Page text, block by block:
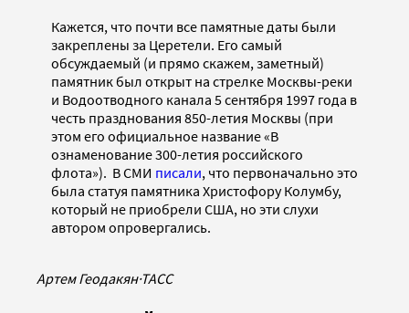
Кажется, что почти все памятные даты были
закреплены за Церетели. Его самый
обсуждаемый (и прямо скажем, заметный)
памятник был открыт на стрелке Москвы-реки
и Водоотводного канала 5 сентября 1997 года в
честь празднования 850-летия Москвы (при
этом его официальное название «В
ознаменование 300-летия российского
флота»). В СМИ писали, что первоначально это
была статуя памятника Христофору Колумбу,
который не приобрели США, но эти слухи
автором опровергались.
Артем Геодакян·ТАСС